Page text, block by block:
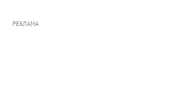
РЕКЛАМА